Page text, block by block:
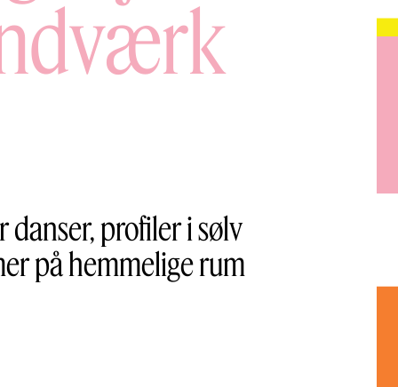
profiler i sølv
på hemmelige rum